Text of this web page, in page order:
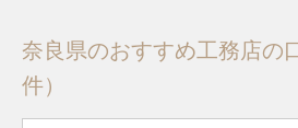
奈良県のおすすめ工務店の
件）